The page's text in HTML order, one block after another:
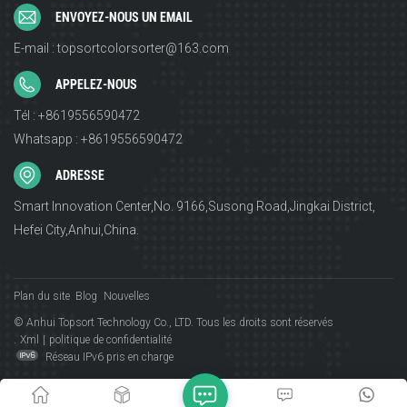
ENVOYEZ-NOUS UN EMAIL
E-mail : topsortcolorsorter@163.com
APPELEZ-NOUS
Tél : +8619556590472
Whatsapp : +8619556590472
ADRESSE
Smart Innovation Center,No. 9166,Susong Road,Jingkai District,
Hefei City,Anhui,China.
Plan du site Blog Nouvelles
© Anhui Topsort Technology Co., LTD. Tous les droits sont réservés
. Xml
politique de confidentialité
Réseau IPv6 pris en charge